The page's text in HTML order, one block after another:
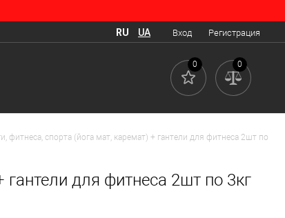
Вход Регистрация
RU UA
0 0
фитнеса, спорта (йога мат, каремат) + гантели для фитнеса 2шт по
гантели для фитнеса 2шт по 3кг